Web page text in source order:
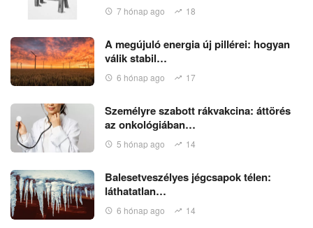
7 hónap ago 18
A megújuló energia új pillérei: hogyan
válik stabil…
6 hónap ago 17
Személyre szabott rákvakcina: áttörés
az onkológiában…
5 hónap ago 14
Balesetveszélyes jégcsapok télen:
láthatatlan…
6 hónap ago 14